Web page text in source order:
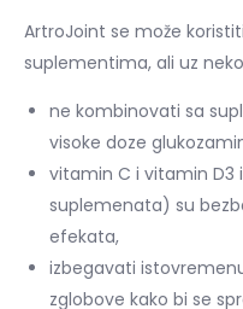
ArtroJoint se može
suplementima, ali uz
ne kombinovati sa
visoke doze
vitamin C i vitamin D3
suplemenata) su
efekata,
izbegavati
zglobove kako bi se